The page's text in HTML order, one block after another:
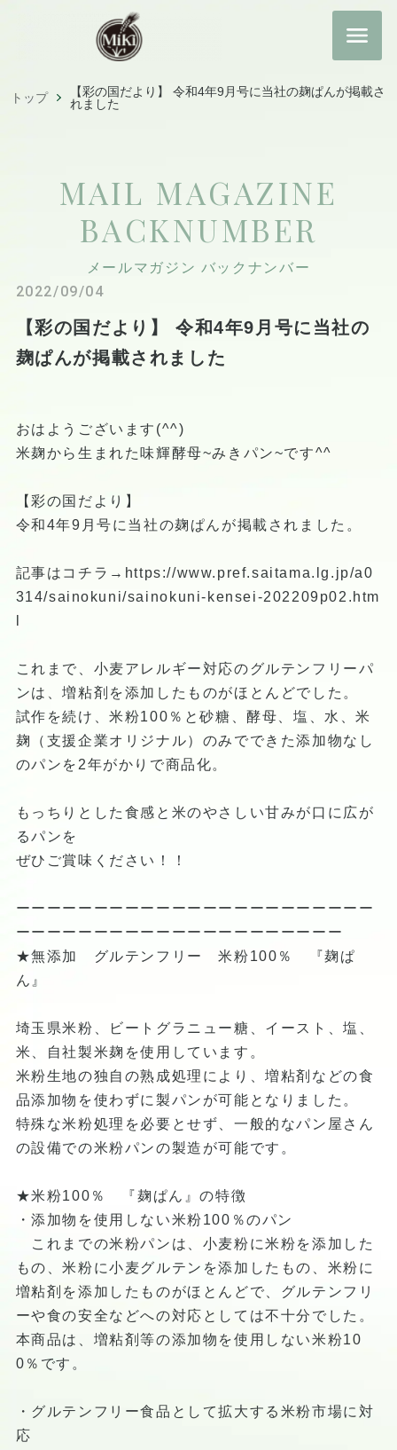
トップ
【彩の国だより】 令和4年9月号に当社の麹ぱんが掲載さ
れました
MAIL MAGAZINE
BACKNUMBER
メールマガジン バックナンバー
2022/09/04
【彩の国だより】 令和4年9月号に当社の
麹ぱんが掲載されました
おはようございます(^^)
米麹から生まれた味輝酵母~みきパン~です^^
【彩の国だより】
令和4年9月号に当社の麹ぱんが掲載されました。
記事はコチラ→ https://www.pref.saitama.lg.jp/a0
314/sainokuni/sainokuni-kensei-202209p02.htm
これまで、小麦アレルギー対応のグルテンフリーパ
ンは、増粘剤を添加したものがほとんどでした。
試作を続け、米粉100％と砂糖、酵母、塩、水、米
麹（支援企業オリジナル）のみでできた添加物なし
のパンを2年がかりで商品化。
もっちりとした食感と米のやさしい甘みが口に広が
るパンを
ぜひご賞味ください！！
ーーーーーーーーーーーーーーーーーーーーーーー
ーーーーーーーーーーーーーーーーーーーーー
★無添加 グルテンフリー 米粉100％ 『麹ぱ
ん』
埼玉県米粉、ビートグラニュー糖、イースト、塩、
米、自社製米麹を使用しています。
米粉生地の独自の熟成処理により、増粘剤などの食
品添加物を使わずに製パンが可能となりました。
特殊な米粉処理を必要とせず、一般的なパン屋さん
の設備での米粉パンの製造が可能です。
★米粉100％ 『麹ぱん』の特徴
・添加物を使用しない米粉100％のパン
これまでの米粉パンは、小麦粉に米粉を添加した
もの、米粉に小麦グルテンを添加したもの、米粉に
増粘剤を添加したものがほとんどで、グルテンフリ
ーや食の安全などへの対応としては不十分でした。
本商品は、増粘剤等の添加物を使用しない米粉10
0％です。
・グルテンフリー食品として拡大する米粉市場に対
応